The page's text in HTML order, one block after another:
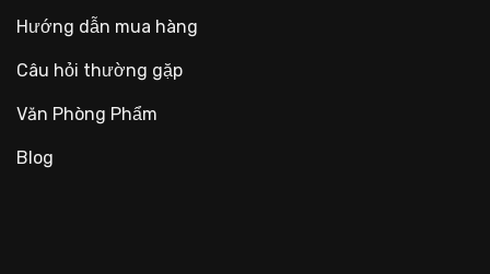
Hướng dẫn mua hàng
Câu hỏi thường gặp
Văn Phòng Phẩm
Blog